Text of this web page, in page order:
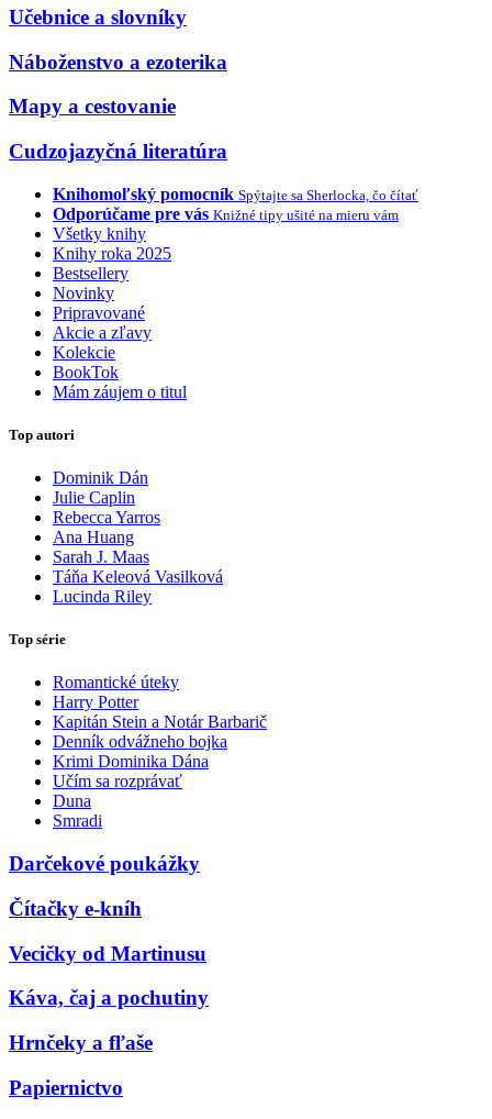
Učebnice a slovníky
Náboženstvo a ezoterika
Mapy a cestovanie
Cudzojazyčná literatúra
Knihomoľský pomocník Spýtajte sa Sherlocka, čo čítať
Odporúčame pre vás Knižné tipy ušité na mieru vám
Všetky knihy
Knihy roka 2025
Bestsellery
Novinky
Pripravované
Akcie a zľavy
Kolekcie
BookTok
Mám záujem o titul
Top autori
Dominik Dán
Julie Caplin
Rebecca Yarros
Ana Huang
Sarah J. Maas
Táňa Keleová Vasilková
Lucinda Riley
Top série
Romantické úteky
Harry Potter
Kapitán Stein a Notár Barbarič
Denník odvážneho bojka
Krimi Dominika Dána
Učím sa rozprávať
Duna
Smradi
Darčekové poukážky
Čítačky e-kníh
Vecičky od Martinusu
Káva, čaj a pochutiny
Hrnčeky a fľaše
Papiernictvo